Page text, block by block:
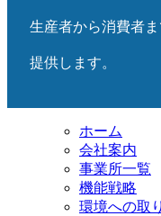
生産者から消費者
提供します。
ホーム
会社案内
事業所一覧
機能戦略
環境への取